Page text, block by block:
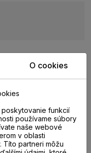
O cookies
funkcií
používame súbory
naše webové
v oblasti
Títo partneri môžu